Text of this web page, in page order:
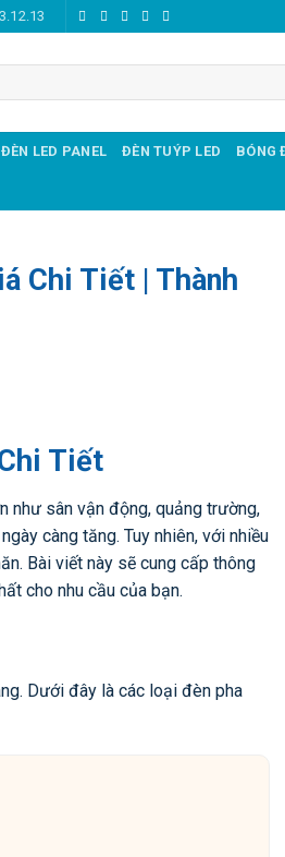
ĐÈN LED PANEL ĐÈN TUÝP LED BÓNG
Chi Tiết | Thành
Tiết
như sân vận động, quảng trường,
càng tăng. Tuy nhiên, với nhiều
Bài viết này sẽ cung cấp thông
cho nhu cầu của bạn.
Dưới đây là các loại đèn pha